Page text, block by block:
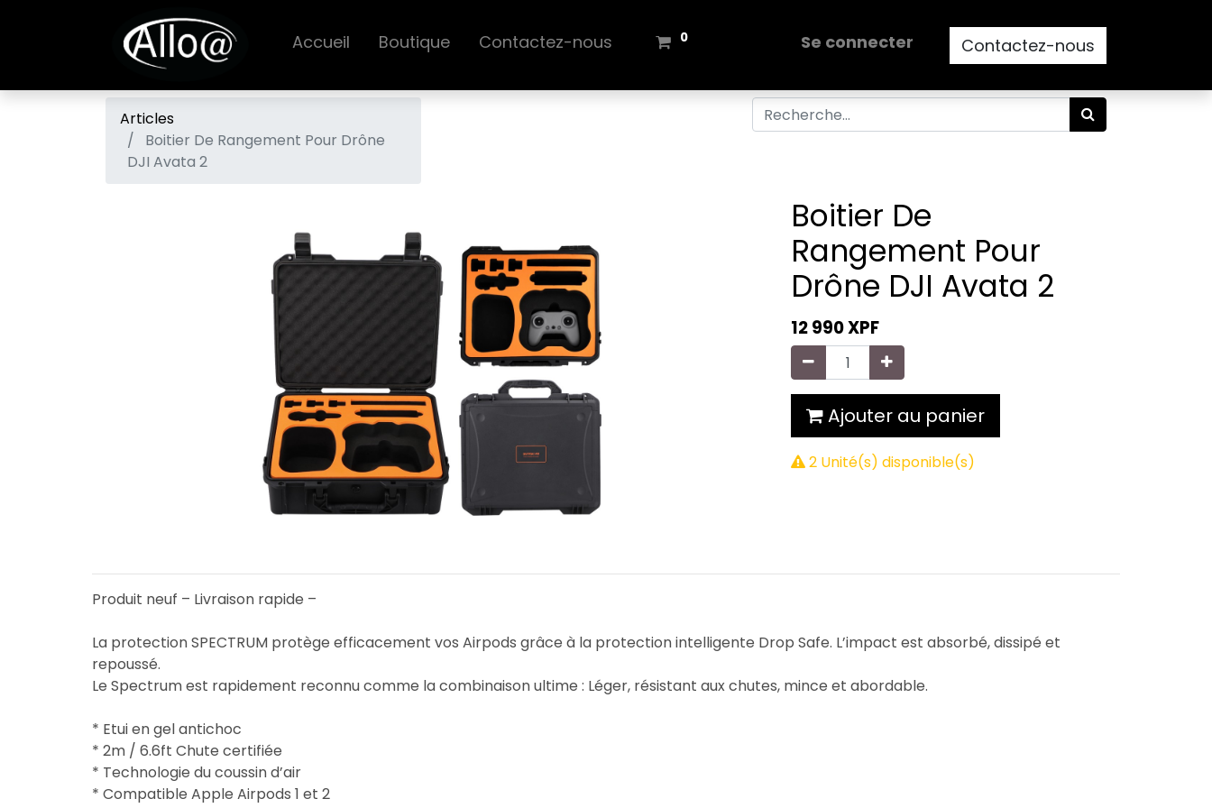
Accueil Boutique Contactez-nous 0 Se connecter Contactez-nous
Articles
Boitier De Rangement Pour Drône
DJI Avata 2
Boitier De
Rangement Pour
Drône DJI Avata 2
12 990XPF
Ajouter au panier
2 Unité(s) disponible(s)
Produit neuf – Livraison rapide –
La protection SPECTRUM protège efficacement vos Airpods grâce à la protection intelligente Drop Safe. L’impact est absorbé, dissipé et
repoussé.
Le Spectrum est rapidement reconnu comme la combinaison ultime : Léger, résistant aux chutes, mince et abordable.
* Etui en gel antichoc
* 2m / 6.6ft Chute certifiée
* Technologie du coussin d’air
* Compatible Apple Airpods 1 et 2